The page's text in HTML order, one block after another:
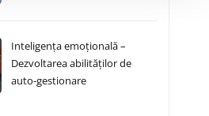
Inteligența emoțională –
Dezvoltarea abilităților de
auto-gestionare